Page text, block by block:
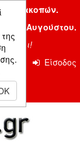
διακοπών.
24 Αυγούστου.
Είσοδος